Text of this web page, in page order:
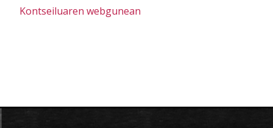
Kontseiluaren webgunean